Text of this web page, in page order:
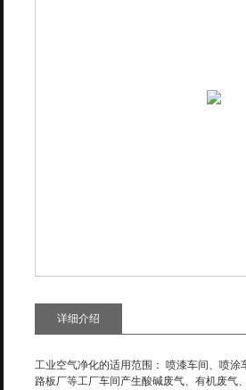
详细介绍
工业空气净化的适用范围： 喷漆车间、喷
路板厂等工厂车间产生酸碱废气、有机废气